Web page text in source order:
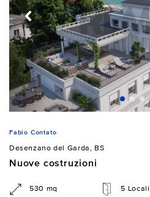
Fabio Contato
Desenzano del Garda, BS
Nuove costruzioni
530 mq 5 Locali